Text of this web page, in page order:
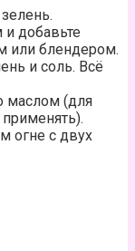
добавьте
или блендером.
и соль. Всё
маслом (для
огне с двух